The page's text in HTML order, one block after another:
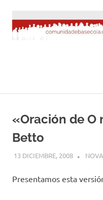
contenido
«Oración de O
Betto
13 DICIEMBRE, 2008
Presentamos esta